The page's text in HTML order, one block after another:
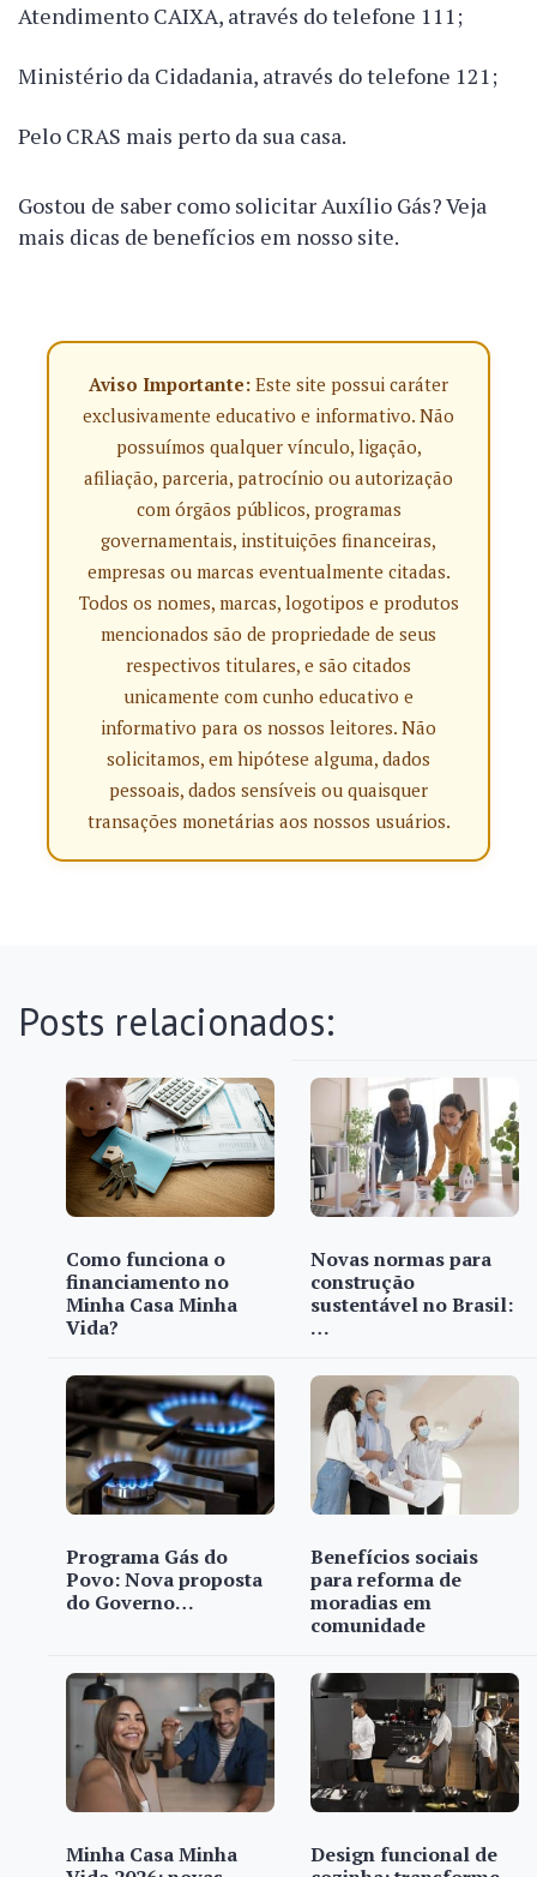
Atendimento CAIXA, através do telefone 111;
Ministério da Cidadania, através do telefone 121;
Pelo CRAS mais perto da sua casa.
Gostou de saber como solicitar Auxílio Gás? Veja
mais dicas de benefícios em nosso site.
Aviso Importante: Este site possui caráter
exclusivamente educativo e informativo. Não
possuímos qualquer vínculo, ligação,
afiliação, parceria, patrocínio ou autorização
com órgãos públicos, programas
governamentais, instituições financeiras,
empresas ou marcas eventualmente citadas.
Todos os nomes, marcas, logotipos e produtos
mencionados são de propriedade de seus
respectivos titulares, e são citados
unicamente com cunho educativo e
informativo para os nossos leitores. Não
solicitamos, em hipótese alguma, dados
pessoais, dados sensíveis ou quaisquer
transações monetárias aos nossos usuários.
Posts relacionados:
Como funciona o
financiamento no
Minha Casa Minha
Vida?
Novas normas para
construção
sustentável no Brasil:
…
Programa Gás do
Povo: Nova proposta
do Governo…
Benefícios sociais
para reforma de
moradias em
comunidade
Minha Casa Minha
Design funcional de